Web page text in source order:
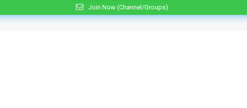
Join Now (Channel/Groups)